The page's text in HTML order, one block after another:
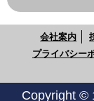
会社案内
プライバシー
Copyright ©